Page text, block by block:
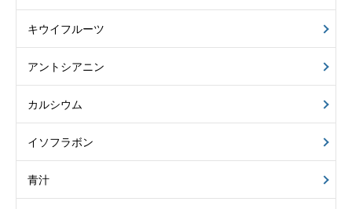
キウイフルーツ
アントシアニン
カルシウム
イソフラボン
青汁